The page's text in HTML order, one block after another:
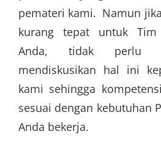
pemateri kami. Namun
kurang tepat untuk Tim
Anda, tidak perlu
mendiskusikan hal ini
kami sehingga
sesuai dengan kebutuhan
Anda bekerja.